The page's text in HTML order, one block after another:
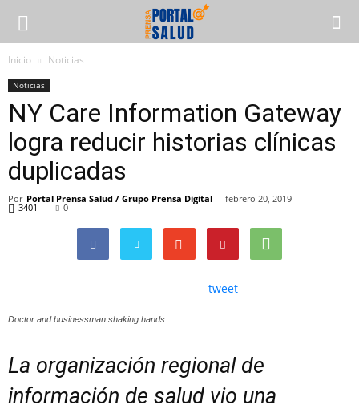
Inicio Noticias
Noticias
NY Care Information Gateway
logra reducir historias clínicas
duplicadas
Por Portal Prensa Salud / Grupo Prensa Digital - febrero 20, 2019
3401 0
tweet
Doctor and businessman shaking hands
La organización regional de
información de salud vio una